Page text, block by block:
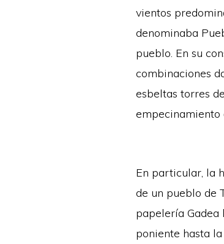
vientos
denominaba
pueblo. En su
combinaciones
esbeltas torres
empecinamiento
En particular, la
de un pueblo de
papelería Gadea
poniente hasta